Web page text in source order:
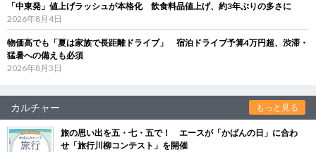
「中東発」値上げラッシュが本格化 飲食料品値上げ、約3年ぶりの多さに
2026年8月4日
物価高でも「夏は家族で長距離ドライブ」 宿泊ドライブ予算4万円超、渋滞・
猛暑への備えも必須
2026年8月3日
カルチャー もっと見る
旅の思い出を五・七・五で！ エースが「かばんの日」に合わ
せ「旅行川柳コンテスト」を開催